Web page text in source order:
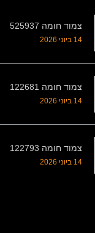
צמוד חומה 525937
14 ביוני 2026
צמוד חומה 122681
14 ביוני 2026
צמוד חומה 122793
14 ביוני 2026